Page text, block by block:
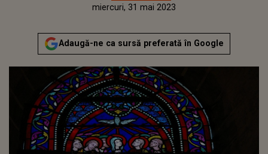
Publicat:
miercuri, 31 mai 2023
Adaugă-ne ca sursă preferată în Google